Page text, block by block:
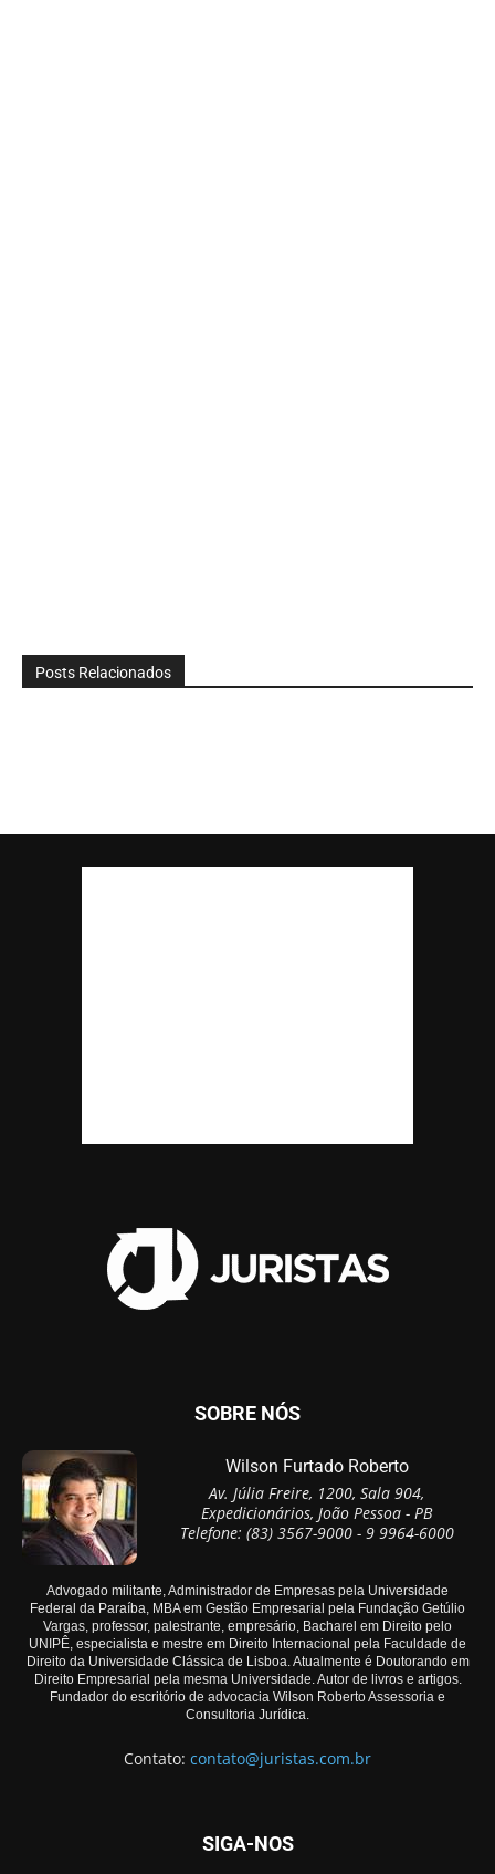
Posts Relacionados
SOBRE NÓS
Wilson Furtado Roberto
Av. Júlia Freire, 1200, Sala 904,
Expedicionários, João Pessoa - PB
Telefone: (83) 3567-9000 - 9 9964-6000
Advogado militante, Administrador de Empresas pela Universidade
Federal da Paraíba, MBA em Gestão Empresarial pela Fundação Getúlio
Vargas, professor, palestrante, empresário, Bacharel em Direito pelo
UNIPÊ, especialista e mestre em Direito Internacional pela Faculdade de
Direito da Universidade Clássica de Lisboa. Atualmente é Doutorando em
Direito Empresarial pela mesma Universidade. Autor de livros e artigos.
Fundador do escritório de advocacia Wilson Roberto Assessoria e
Consultoria Jurídica.
Contato: contato@juristas.com.br
SIGA-NOS